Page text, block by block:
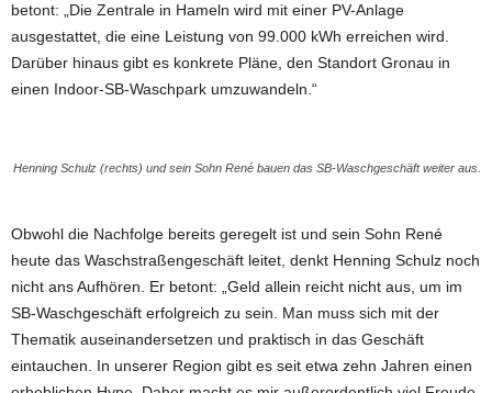
betont: „Die Zentrale in Hameln wird mit einer PV-Anlage
ausgestattet, die eine Leistung von 99.000 kWh erreichen wird.
Darüber hinaus gibt es konkrete Pläne, den Standort Gronau in
einen Indoor-SB-Waschpark umzuwandeln.“
Henning Schulz (rechts) und sein Sohn René bauen das SB-Waschgeschäft weiter aus.
Obwohl die Nachfolge bereits geregelt ist und sein Sohn René
heute das Waschstraßengeschäft leitet, denkt Henning Schulz noch
nicht ans Aufhören. Er betont: „Geld allein reicht nicht aus, um im
SB-Waschgeschäft erfolgreich zu sein. Man muss sich mit der
Thematik auseinandersetzen und praktisch in das Geschäft
eintauchen. In unserer Region gibt es seit etwa zehn Jahren einen